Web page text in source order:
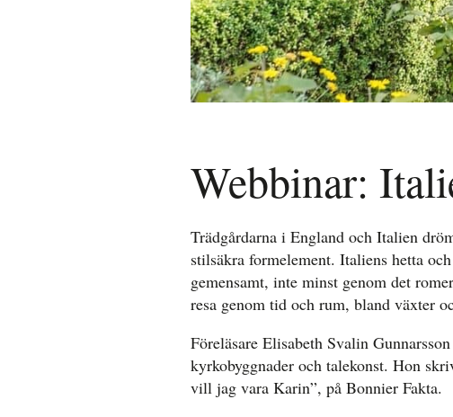
Webbinar:
Trädgårdarna i England och Italien
stilsäkra formelement. Italiens hetta
gemensamt, inte minst genom det
resa genom tid och rum, bland växter
Föreläsare Elisabeth Svalin
kyrkobyggnader och talekonst. Hon
vill jag vara Karin”, på Bonnier Fakta.